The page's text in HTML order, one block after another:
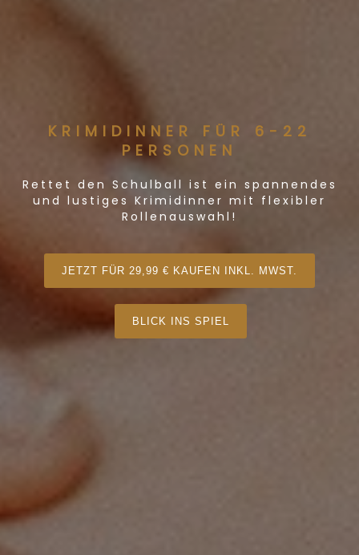
KRIMIDINNER FÜR 6-22
PERSONEN
Rettet den Schulball ist ein spannendes
und lustiges Krimidinner mit flexibler
Rollenauswahl!
JETZT FÜR 29,99 € KAUFEN INKL. MWST.
BLICK INS SPIEL